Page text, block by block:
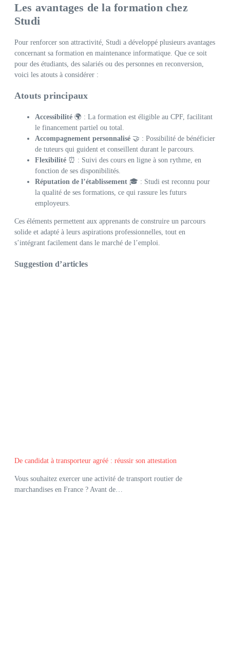
Les avantages de la formation chez
Studi
Pour renforcer son attractivité, Studi a développé plusieurs avantages
concernant sa formation en maintenance informatique. Que ce soit
pour des étudiants, des salariés ou des personnes en reconversion,
voici les atouts à considérer :
Atouts principaux
Accessibilité 🌍 : La formation est éligible au CPF, facilitant
le financement partiel ou total.
Accompagnement personnalisé 🤝 : Possibilité de bénéficier
de tuteurs qui guident et conseillent durant le parcours.
Flexibilité ⏰ : Suivi des cours en ligne à son rythme, en
fonction de ses disponibilités.
Réputation de l’établissement 🎓 : Studi est reconnu pour
la qualité de ses formations, ce qui rassure les futurs
employeurs.
Ces éléments permettent aux apprenants de construire un parcours
solide et adapté à leurs aspirations professionnelles, tout en
s’intégrant facilement dans le marché de l’emploi.
Suggestion d’articles
De candidat à transporteur agréé : réussir son attestation
Vous souhaitez exercer une activité de transport routier de
marchandises en France ? Avant de…